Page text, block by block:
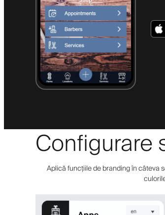
Configurare
Aplică funcțiile de branding în câteva